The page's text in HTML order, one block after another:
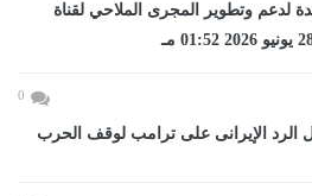
لدعم وتطوير المجرى الملاحي لقناة
0
الإيرانى على ترامب لوقف الحرب